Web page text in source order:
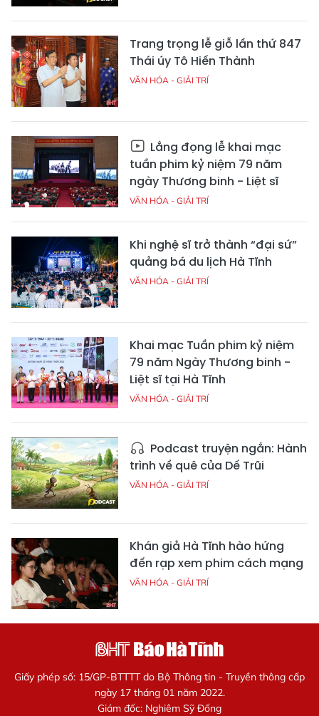
Trang trọng lễ giỗ lần thứ 847
Thái úy Tô Hiến Thành
VĂN HÓA - GIẢI TRÍ
Lắng đọng lễ khai mạc
tuần phim kỷ niệm 79 năm
ngày Thương binh - Liệt sĩ
VĂN HÓA - GIẢI TRÍ
Khi nghệ sĩ trở thành “đại sứ”
quảng bá du lịch Hà Tĩnh
VĂN HÓA - GIẢI TRÍ
Khai mạc Tuần phim kỷ niệm
79 năm Ngày Thương binh -
Liệt sĩ tại Hà Tĩnh
VĂN HÓA - GIẢI TRÍ
Podcast truyện ngắn: Hành
trình về quê của Dế Trũi
VĂN HÓA - GIẢI TRÍ
Khán giả Hà Tĩnh hào hứng
đến rạp xem phim cách mạng
VĂN HÓA - GIẢI TRÍ
Giấy phép số: 15/GP-BTTTT do Bộ Thông tin - Truyền thông cấp
ngày 17 tháng 01 năm 2022.
Giám đốc: Nghiêm Sỹ Đống